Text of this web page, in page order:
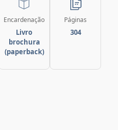
Encardenação
Livro
brochura
(paperback)
Páginas
304